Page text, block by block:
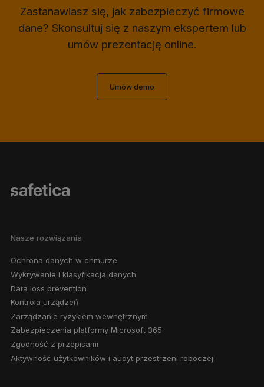
Zastanawiasz się, jak zabezpieczyć firmowe
dane? Skonsultuj się z naszym ekspertem lub
umów prezentację online.
Umów demo
Nasze rozwiązania
Ochrona danych w chmurze
Wykrywanie i klasyfikacja danych
Data loss prevention
Kontrola urządzeń
Zarządzanie ryzykiem wewnętrznym
Zabezpieczenia platformy Microsoft 365
Zgodność z przepisami
Aktywność użytkowników i audyt przestrzeni roboczej